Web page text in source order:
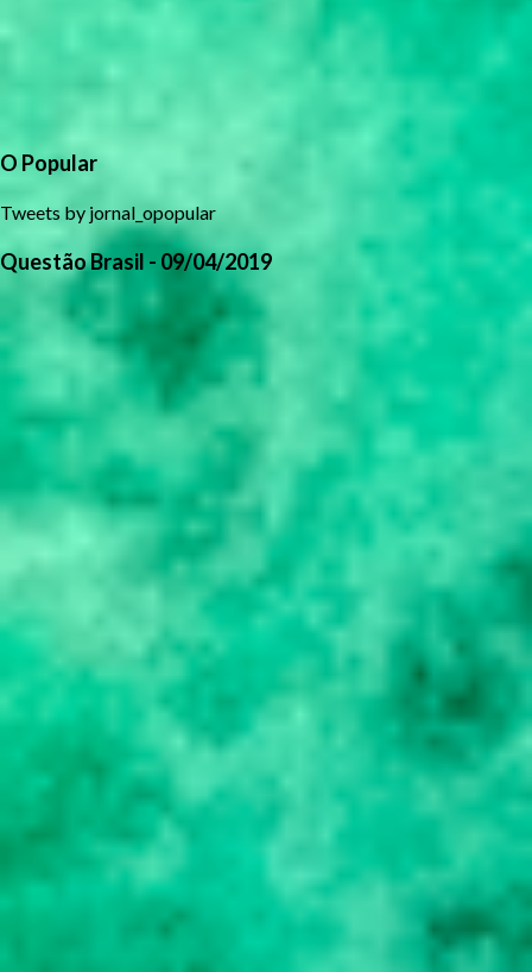
O Popular
Tweets by jornal_opopular
Questão Brasil - 09/04/2019